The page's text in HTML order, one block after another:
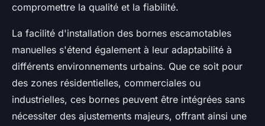
compromettre la qualité et la fiabilité.
La facilité d'installation des bornes escamotables
manuelles s'étend également à leur adaptabilité à
différents environnements urbains. Que ce soit pour
des zones résidentielles, commerciales ou
industrielles, ces bornes peuvent être intégrées sans
nécessiter des ajustements majeurs, offrant ainsi une